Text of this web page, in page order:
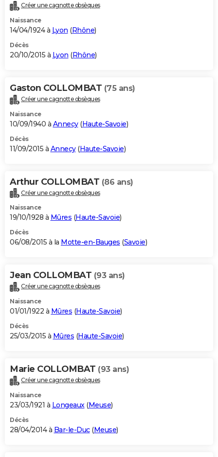
Créer une cagnotte obsèques
Naissance
14/04/1924 à Lyon (Rhône)
Décès
20/10/2015 à Lyon (Rhône)
Gaston COLLOMBAT (75 ans)
Créer une cagnotte obsèques
Naissance
10/09/1940 à Annecy(Haute-Savoie)
Décès
11/09/2015 à Annecy(Haute-Savoie)
Arthur COLLOMBAT (86 ans)
Créer une cagnotte obsèques
Naissance
19/10/1928 à Mûres (Haute-Savoie)
Décès
06/08/2015 à la Motte-en-Bauges (Savoie)
Jean COLLOMBAT (93 ans)
Créer une cagnotte obsèques
Naissance
01/01/1922 à Mûres (Haute-Savoie)
Décès
25/03/2015 à Mûres (Haute-Savoie)
Marie COLLOMBAT (93 ans)
Créer une cagnotte obsèques
Naissance
23/03/1921 à Longeaux(Meuse)
Décès
28/04/2014 à Bar-le-Duc(Meuse)